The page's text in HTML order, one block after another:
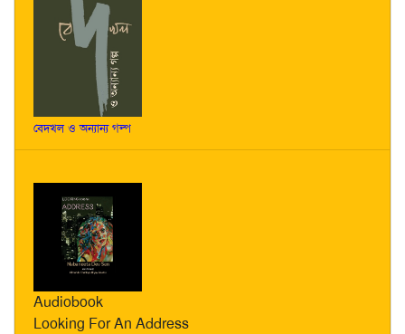
বেদখল ও অন্যান্য গল্প
Audiobook
Looking For An Address